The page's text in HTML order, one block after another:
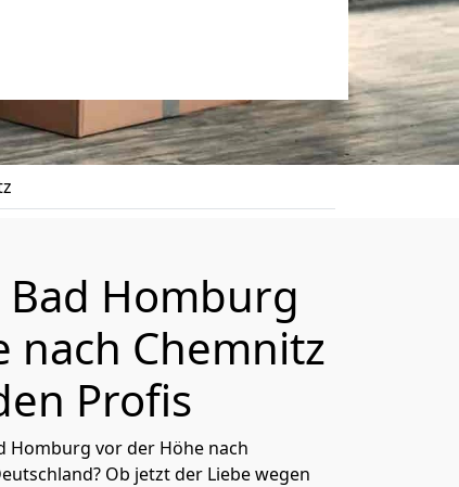
Homburg
nach Chemnitz
Profis
Homburg vor der Höhe nach
Ob jetzt der Liebe wegen